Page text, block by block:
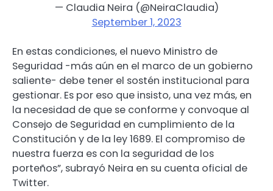
— Claudia Neira (@NeiraClaudia)
September 1, 2023
En estas condiciones, el nuevo Ministro de
Seguridad -más aún en el marco de un gobierno
saliente- debe tener el sostén institucional para
gestionar. Es por eso que insisto, una vez más, en
la necesidad de que se conforme y convoque al
Consejo de Seguridad en cumplimiento de la
Constitución y de la ley 1689. El compromiso de
nuestra fuerza es con la seguridad de los
porteños”, subrayó Neira en su cuenta oficial de
Twitter.